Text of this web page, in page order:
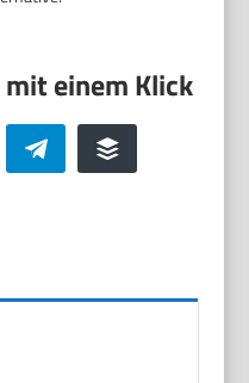
Telegram Buffer